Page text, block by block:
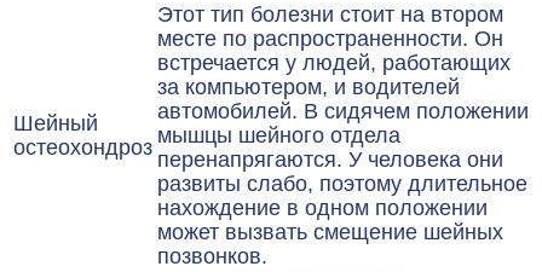
Шейный
остеохондроз
Этот тип болезни стоит на втором
месте по распространенности. Он
встречается у людей, работающих
за компьютером, и водителей
автомобилей. В сидячем положении
мышцы шейного отдела
перенапрягаются. У человека они
развиты слабо, поэтому длительное
нахождение в одном положении
может вызвать смещение шейных
позвонков.